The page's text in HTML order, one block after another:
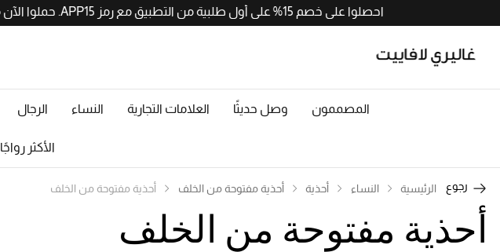
احصلوا على خصم 15% على أول طلبية من التطبيق مع رمز APP15. حملوا الآن من
المصممون وصل حديثًا العلامات التجارية النساء الرجال
الأكثر رواجًا
رجوع الرئيسية النساء أحذية أحذية مفتوحة من الخلف أحذية مفتوحة من الخلف
أحذية مفتوحة من الخلف